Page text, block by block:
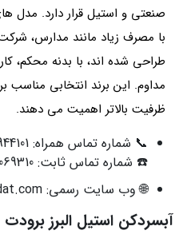
صنعتی و استیل قرار دارد. مدل‌
با مصرف زیاد مانند مدارس،
طراحی شده‌ اند، با بدنه محکم،
مداوم. این برند انتخابی مناسب
ظرفیت بالاتر اهمیت می‌ دهند.
📞 شماره تماس همراه: 09128944101
☎️ شماره تماس ثابت: 02133069310
🌐 وب‌ سایت رسمی: www.everestboroodat.com
آبسردکن استیل البرز برودت